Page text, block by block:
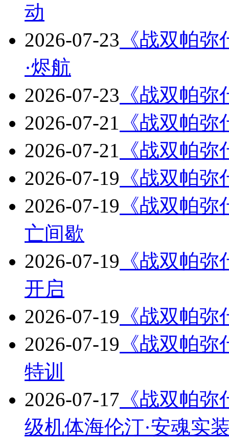
动
2026-07-23 《战双帕
·烬航
2026-07-23 《战双帕
2026-07-21 《战双帕
2026-07-21 《战双帕
2026-07-19 《战双帕
2026-07-19 《战双帕
亡间歇
2026-07-19 《战双帕
开启
2026-07-19 《战双帕
2026-07-19 《战双帕
特训
2026-07-17 《战双帕
级机体海伦汀·安魂实